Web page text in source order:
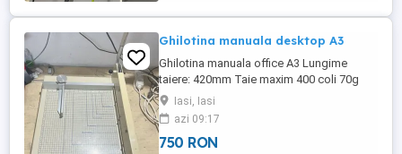
Ghilotina manuala desktop A3
Ghilotina manuala office A3 Lungime
taiere: 420mm Taie maxim 400 coli 70g
Dimensiuni: 550 425 mm Predare
personala in Iasi (nu trimit coletarie)
Iasi, Iasi
azi 09:17
750 RON